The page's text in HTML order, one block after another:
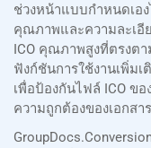
ช่วงหน้าแบบกำหนดเอ
คุณภาพและความละเอี
ICO คุณภาพสูงที่ตรงต
ฟังก์ชันการใช้งานเพิ่ม
เพื่อป้องกันไฟล์ ICO ข
ความถูกต้องของเอกสาร